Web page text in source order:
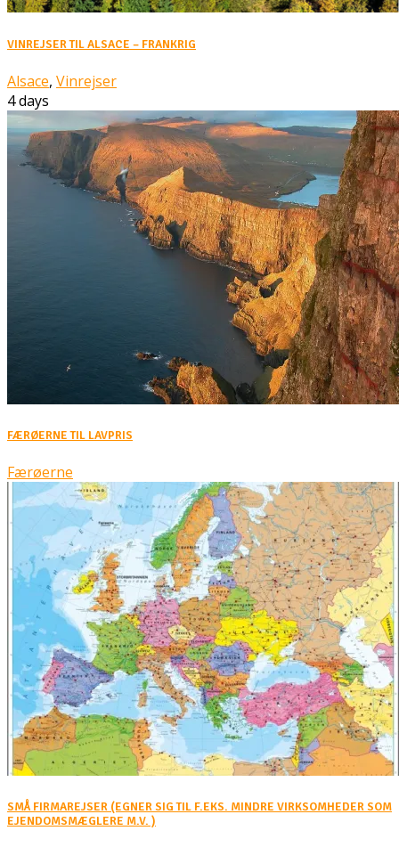
VINREJSER TIL ALSACE – FRANKRIG
Alsace, Vinrejser
4 days
FÆRØERNE TIL LAVPRIS
Færøerne
SMÅ FIRMAREJSER (EGNER SIG TIL F.EKS. MINDRE VIRKSOMHEDER SOM
EJENDOMSMÆGLERE M.V. )